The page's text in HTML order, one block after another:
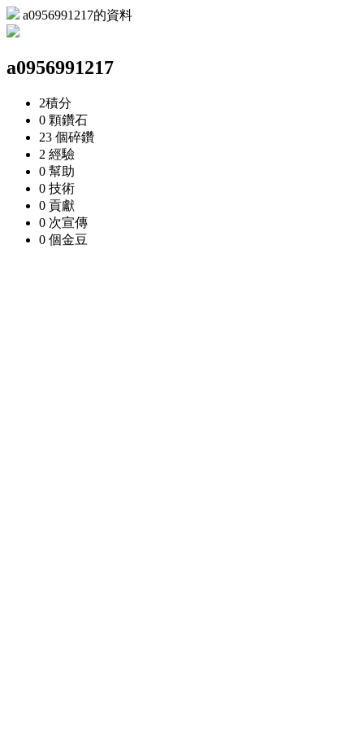
a0956991217的資料
a0956991217
2積分
0 顆鑽石
23 個碎鑽
2 經驗
0 幫助
0 技術
0 貢獻
0 次宣傳
0 個金豆